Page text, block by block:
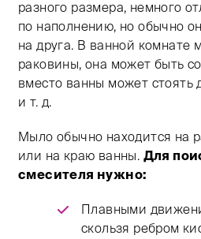
разного размера, немного
по наполнению, но обычно
на друга. В ванной комнате
раковины, она может быть
вместо ванны может стоять
и т. д.
Мыло обычно находится на
или на краю ванны. Для
смесителя нужно:
Плавными
скользя ребром